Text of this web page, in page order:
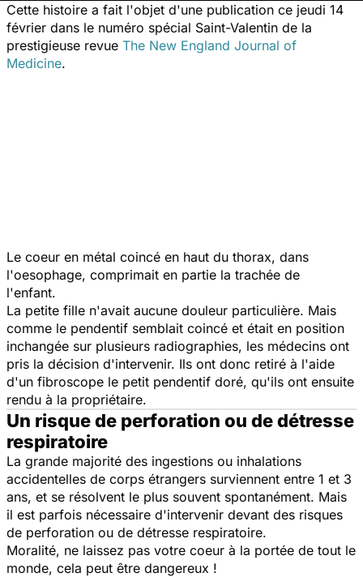
Cette histoire a fait l'objet d'une publication ce jeudi 14
février dans le numéro spécial Saint-Valentin de la
prestigieuse revue The New England Journal of
Medicine.
Le coeur en métal coincé en haut du thorax, dans
l'oesophage, comprimait en partie la trachée de
l'enfant.
La petite fille n'avait aucune douleur particulière. Mais
comme le pendentif semblait coincé et était en position
inchangée sur plusieurs radiographies, les médecins ont
pris la décision d'intervenir. Ils ont donc retiré à l'aide
d'un fibroscope le petit pendentif doré, qu'ils ont ensuite
rendu à la propriétaire.
Un risque de perforation ou de détresse
respiratoire
La grande majorité des ingestions ou inhalations
accidentelles de corps étrangers surviennent entre 1 et 3
ans, et se résolvent le plus souvent spontanément. Mais
il est parfois nécessaire d'intervenir devant des risques
de perforation ou de détresse respiratoire.
Moralité, ne laissez pas votre coeur à la portée de tout le
monde, cela peut être dangereux !